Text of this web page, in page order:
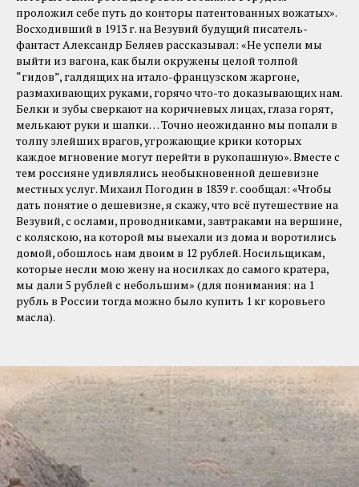
проложил себе путь до конторы патентованных вожатых».
Восходивший в 1913 г. на Везувий будущий писатель-
фантаст Александр Беляев рассказывал: «Не успели мы
выйти из вагона, как были окружены целой толпой
“гидов”, галдящих на итало-французском жаргоне,
размахивающих руками, горячо что-то доказывающих нам.
Белки и зубы сверкают на коричневых лицах, глаза горят,
мелькают руки и шапки… Точно неожиданно мы попали в
толпу злейших врагов, угрожающие крики которых
каждое мгновение могут перейти в рукопашную». Вместе с
тем россияне удивлялись необыкновенной дешевизне
местных услуг. Михаил Погодин в 1839 г. сообщал: «Чтобы
дать понятие о дешевизне, я скажу, что всё путешествие на
Везувий, с ослами, проводниками, завтраками на вершине,
с коляскою, на которой мы выехали из дома и воротились
домой, обошлось нам двоим в 12 рублей. Носильщикам,
которые несли мою жену на носилках до самого кратера,
мы дали 5 рублей с небольшим» (для понимания: на 1
рубль в России тогда можно было купить 1 кг коровьего
масла).